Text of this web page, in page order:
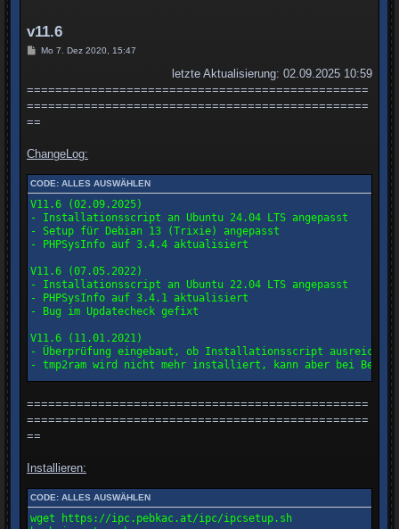
v11.6
B
r
a
Mo 7. Dez 2020, 15:47
letzte Aktualisierung: 02.09.2025 10:59
================================================
================================================
==
ChangeLog:
CODE: ALLES AUSWÄHLEN
V11.6 (02.09.2025)
- Installationsscript an Ubuntu 24.04 LTS angepasst
- Setup für Debian 13 (Trixie) angepasst
- PHPSysInfo auf 3.4.4 aktualisiert
V11.6 (07.05.2022)
- Installationsscript an Ubuntu 22.04 LTS angepasst
- PHPSysInfo auf 3.4.1 aktualisiert
- Bug im Updatecheck gefixt
V11.6 (11.01.2021)
- Überprüfung eingebaut, ob Installationsscript
- tmp2ram wird nicht mehr installiert, kann aber bei
- Kompatiblität zu Ubuntu 20.04 LTS hergestellt
- PHPSysInfo auf 3.3.2 aktualisiert
- gbox für aarch64 (ARM 64-Bit) hinzugefügt. Diese kann
- Kompatiblitaet mit PHP 7.2 (Ubuntu 18.04) hergestellt
- Wenn ueber das WebIf CAMs aktivier oder deaktiviert
  auf die MOTD und die Prozessliste in PHPSysInfo aus.
================================================
================================================
==
Installieren:
CODE: ALLES AUSWÄHLEN
wget https://ipc.pebkac.at/ipc/ipcsetup.sh